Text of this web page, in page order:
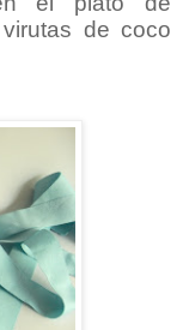
de coco